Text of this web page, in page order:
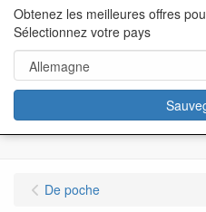
content="18/11/2025″/>
De poche
Obtenez les meilleures offres
Sélectionnez votre pays